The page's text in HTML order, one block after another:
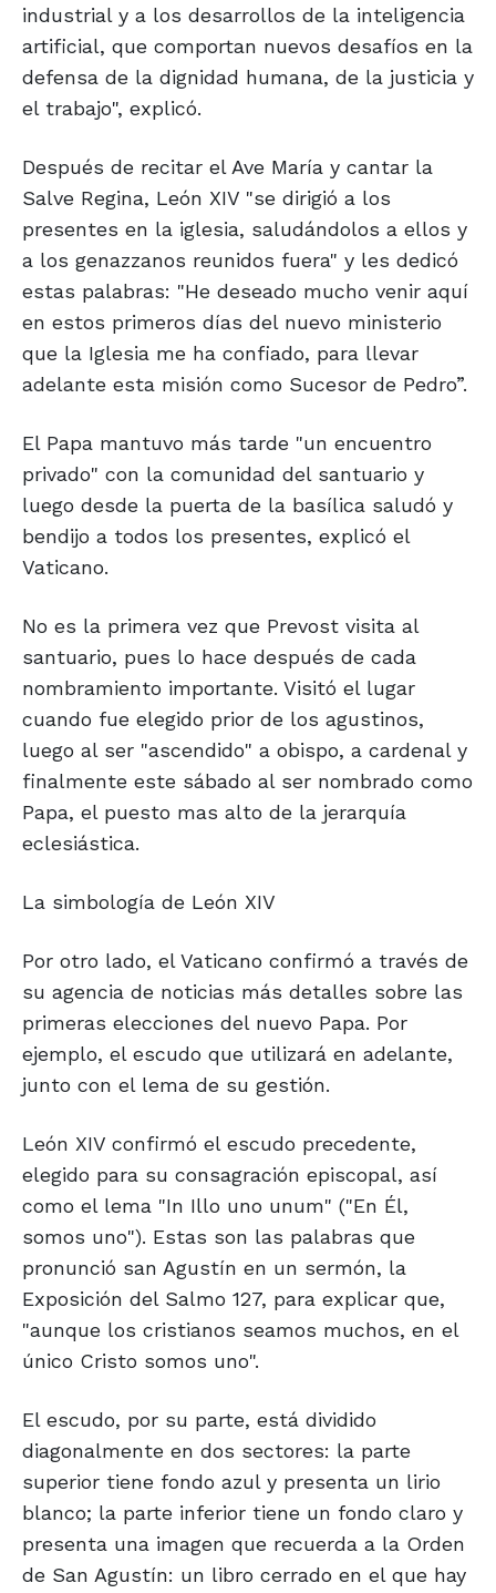
industrial y a los desarrollos de la inteligencia
artificial, que comportan nuevos desafíos en la
defensa de la dignidad humana, de la justicia y
el trabajo", explicó.
Después de recitar el Ave María y cantar la
Salve Regina, León XIV "se dirigió a los
presentes en la iglesia, saludándolos a ellos y
a los genazzanos reunidos fuera" y les dedicó
estas palabras: "He deseado mucho venir aquí
en estos primeros días del nuevo ministerio
que la Iglesia me ha confiado, para llevar
adelante esta misión como Sucesor de Pedro”.
El Papa mantuvo más tarde "un encuentro
privado" con la comunidad del santuario y
luego desde la puerta de la basílica saludó y
bendijo a todos los presentes, explicó el
Vaticano.
No es la primera vez que Prevost visita al
santuario, pues lo hace después de cada
nombramiento importante. Visitó el lugar
cuando fue elegido prior de los agustinos,
luego al ser "ascendido" a obispo, a cardenal y
finalmente este sábado al ser nombrado como
Papa, el puesto mas alto de la jerarquía
eclesiástica.
La simbología de León XIV
Por otro lado, el Vaticano confirmó a través de
su agencia de noticias más detalles sobre las
primeras elecciones del nuevo Papa. Por
ejemplo, el escudo que utilizará en adelante,
junto con el lema de su gestión.
León XIV confirmó el escudo precedente,
elegido para su consagración episcopal, así
como el lema "In Illo uno unum" ("En Él,
somos uno"). Estas son las palabras que
pronunció san Agustín en un sermón, la
Exposición del Salmo 127, para explicar que,
"aunque los cristianos seamos muchos, en el
único Cristo somos uno".
El escudo, por su parte, está dividido
diagonalmente en dos sectores: la parte
superior tiene fondo azul y presenta un lirio
blanco; la parte inferior tiene un fondo claro y
presenta una imagen que recuerda a la Orden
de San Agustín: un libro cerrado en el que hay